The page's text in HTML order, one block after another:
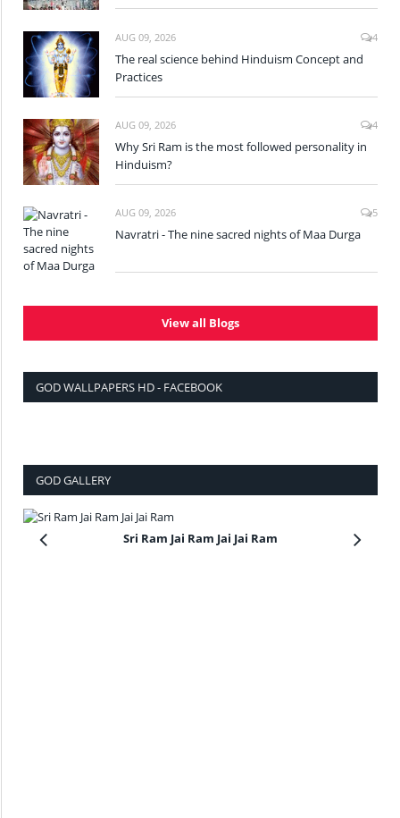
AUG 09, 2026 4
The real science behind Hinduism Concept and
Practices
AUG 09, 2026 4
Why Sri Ram is the most followed personality in
Hinduism?
AUG 09, 2026 5
Navratri - The nine sacred nights of Maa Durga
View all Blogs
GOD WALLPAPERS HD - FACEBOOK
GOD GALLERY
Sri Ram Jai Ram Jai Jai Ram